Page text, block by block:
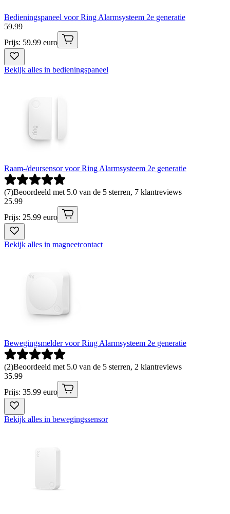
Bedieningspaneel voor Ring Alarmsysteem 2e generatie
59.99
Prijs: 59.99 euro
Bekijk alles in bedieningspaneel
Raam-/deursensor voor Ring Alarmsysteem 2e generatie
(7)Beoordeeld met 5.0 van de 5 sterren, 7 klantreviews
25.99
Prijs: 25.99 euro
Bekijk alles in magneetcontact
Bewegingsmelder voor Ring Alarmsysteem 2e generatie
(2)Beoordeeld met 5.0 van de 5 sterren, 2 klantreviews
35.99
Prijs: 35.99 euro
Bekijk alles in bewegingssensor